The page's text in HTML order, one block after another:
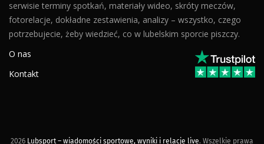
serwisie terminy spotkań, materiały wideo, skróty meczów,
fotorelacje, dokładne zestawienia, analizy – wszystko, czego
potrzebujecie, żeby wiedzieć, co w lubelskim sporcie piszczy.
O nas
Kontakt
2026 Lubsport – wiadomości sportowe, wyniki i relacje live. Wszelkie prawa